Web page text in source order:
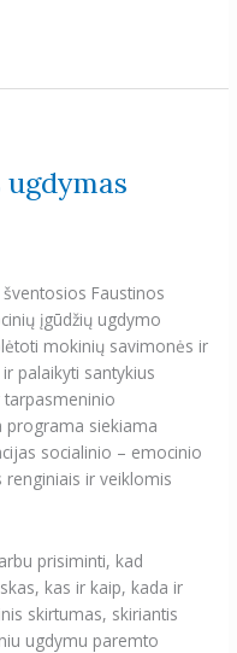
Faustinos
įgūdžių ugdymo
mokinių savimonės ir
palaikyti santykius
programa siekiama
socialinio – emocinio
ir veiklomis
prisiminti, kad
kas ir kaip, kada ir
skirtumas, skiriantis
ugdymu paremto